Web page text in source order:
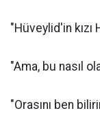
"Hüveylid'in kızı
"Ama, bu nasıl
"Orasını ben